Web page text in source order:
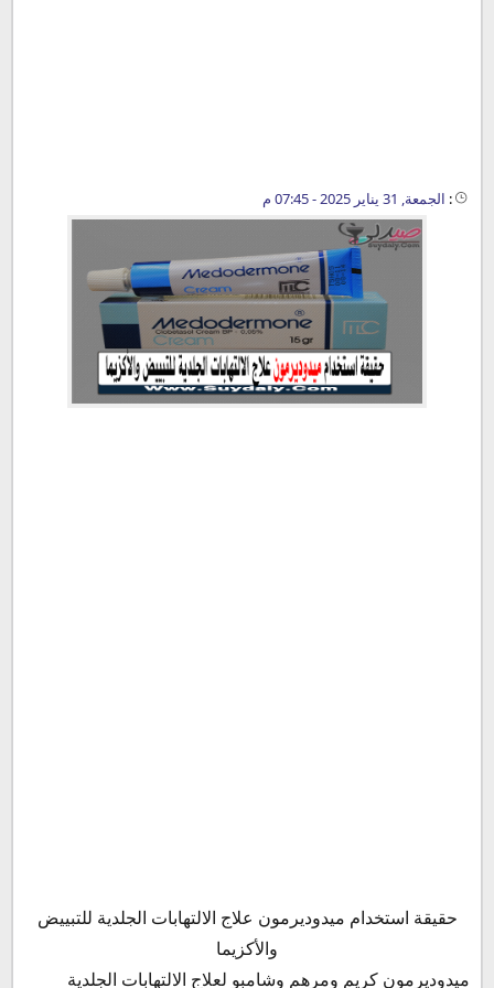
: الجمعة, 31 يناير 2025 - 07:45 م
ميدوديرمون صيدلي
مكونات دواء ميدوديرمون
ميدوديرمون كورتيزون
حقيقة استخدام ميدوديرمون علاج الالتهابات الجلدية للتبييض
والأكزيما
ميدوديرمون كريم ومرهم وشامبو لعلاج الالتهابات الجلدية